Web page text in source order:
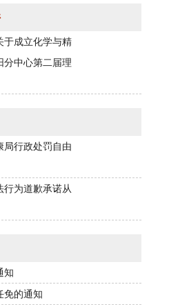
于成立化学与精
分中心第二届理
局行政处罚自由
行为道歉承诺从
知
免的通知